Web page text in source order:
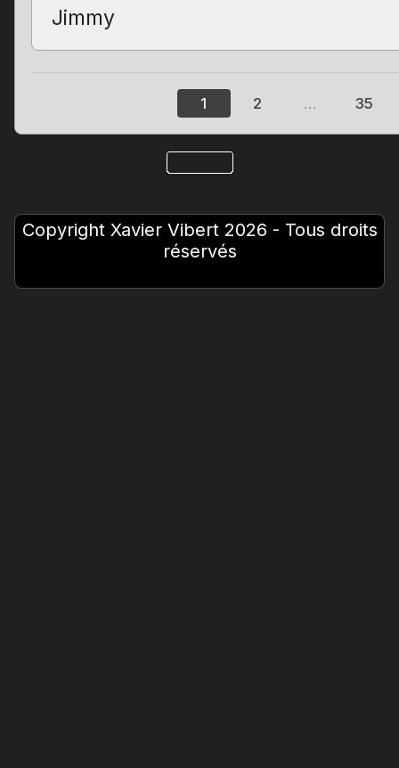
Jimmy
1 2 … 35
Copyright Xavier Vibert 2026 - Tous droits
réservés